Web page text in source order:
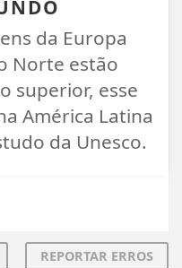
da Europa
Norte estão
superior, esse
América Latina
da Unesco.
REPORTAR ERROS